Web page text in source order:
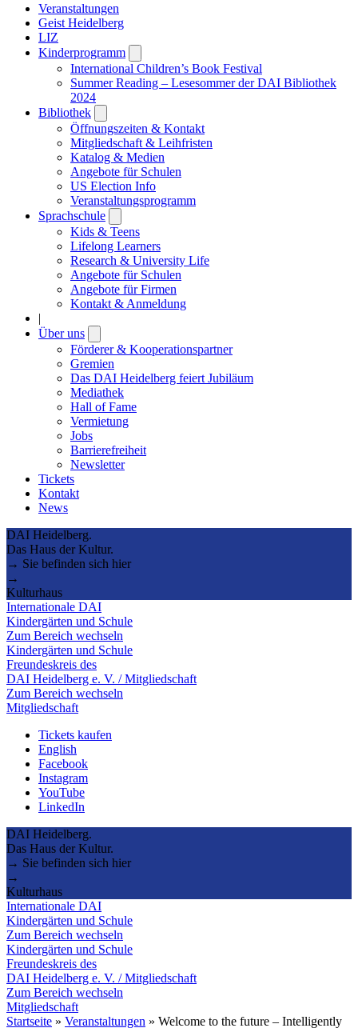
Veranstaltungen
Geist Heidelberg
LIZ
Kinderprogramm
submenu
International Children’s Book Festival
Summer Reading – Lesesommer der DAI Bibliothek
2024
Bibliothek
submenu
Öffnungszeiten & Kontakt
Mitgliedschaft & Leihfristen
Katalog & Medien
Angebote für Schulen
US Election Info
Veranstaltungsprogramm
Sprachschule
submenu
Kids & Teens
Lifelong Learners
Research & University Life
Angebote für Schulen
Angebote für Firmen
Kontakt & Anmeldung
|
Über uns
submenu
Förderer & Kooperationspartner
Gremien
Das DAI Heidelberg feiert Jubiläum
Mediathek
Hall of Fame
Vermietung
Jobs
Barrierefreiheit
Newsletter
Tickets
Kontakt
News
DAI Heidelberg.
Das Haus der Kultur.
→ Sie befinden sich hier
→
Kulturhaus
Internationale DAI
Kindergärten und Schule
Zum Bereich wechseln
Kindergärten und Schule
Freundeskreis des
DAI Heidelberg e. V. / Mitgliedschaft
Zum Bereich wechseln
Mitgliedschaft
Tickets kaufen
English
Facebook
Instagram
YouTube
LinkedIn
DAI Heidelberg.
Das Haus der Kultur.
→ Sie befinden sich hier
→
Kulturhaus
Internationale DAI
Kindergärten und Schule
Zum Bereich wechseln
Kindergärten und Schule
Freundeskreis des
DAI Heidelberg e. V. / Mitgliedschaft
Zum Bereich wechseln
Mitgliedschaft
Startseite » Veranstaltungen » Welcome to the future – Intelligently